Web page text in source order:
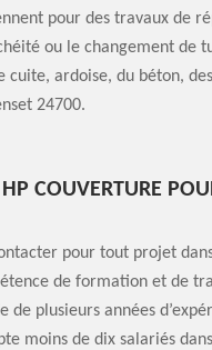
pour des travaux de
ou le changement de
ardoise, du béton,
24700.
COUVERTURE
pour tout projet
de formation et de
plusieurs années
moins de dix salariés